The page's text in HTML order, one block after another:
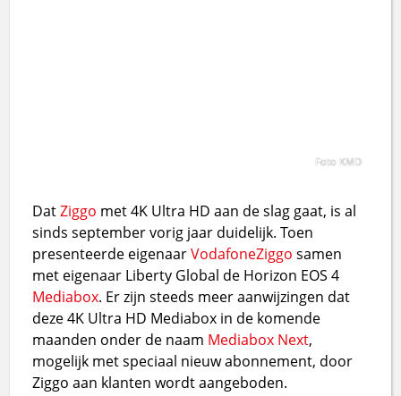
Foto KMD
DatZiggo met 4K Ultra HD aan de slag gaat, is al
sinds september vorig jaar duidelijk. Toen
presenteerde eigenaarVodafoneZiggo samen
met eigenaar Liberty Global de Horizon EOS 4
Mediabox. Er zijn steeds meer aanwijzingen dat
deze 4K Ultra HD Mediabox in de komende
maanden onder de naam Mediabox Next,
mogelijk met speciaal nieuw abonnement, door
Ziggo aan klanten wordt aangeboden.